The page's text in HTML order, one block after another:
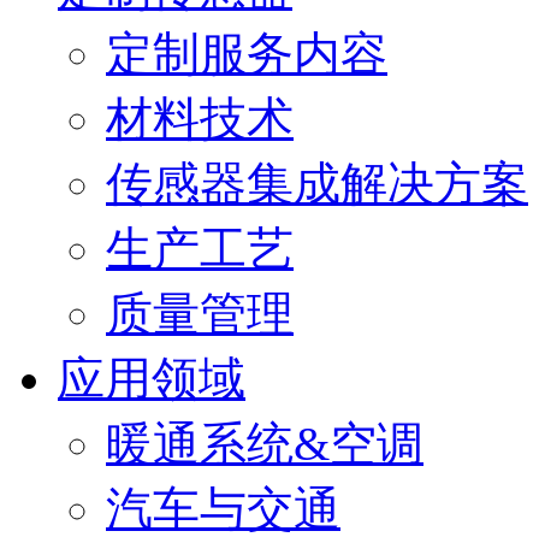
定制服务内容
材料技术
传感器集成解决方案
生产工艺
质量管理
应用领域
暖通系统&空调
汽车与交通